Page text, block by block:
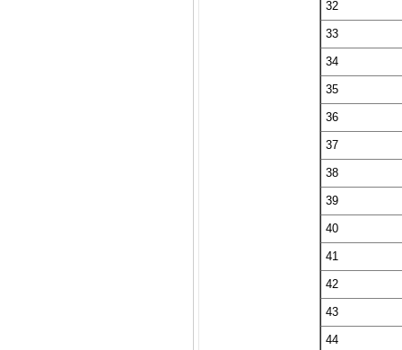
32
33
34
35
36
37
38
39
40
41
42
43
44